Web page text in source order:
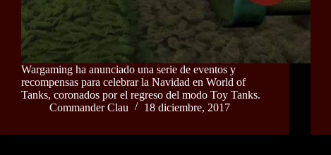
Wargaming ha anunciado una serie de eventos y
recompensas para celebrar la Navidad en World of
Tanks, coronados por el regreso del modo Toy Tanks.
Commander Clau
18 diciembre, 2017